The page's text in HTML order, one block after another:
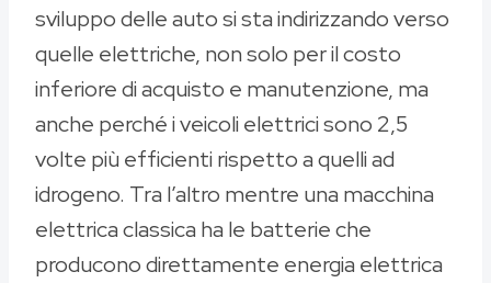
sviluppo delle auto si sta indirizzando verso
quelle elettriche, non solo per il costo
inferiore di acquisto e manutenzione, ma
anche perché i veicoli elettrici sono 2,5
volte più efficienti rispetto a quelli ad
idrogeno. Tra l’altro mentre una macchina
elettrica classica ha le batterie che
producono direttamente energia elettrica